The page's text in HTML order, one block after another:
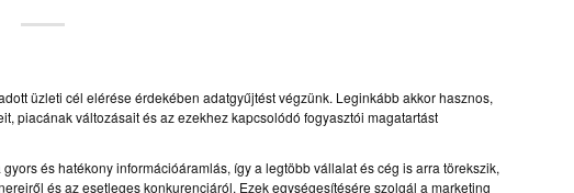
üzleti cél elérése érdekében adatgyűjtést végzünk. Leginkább akkor hasznos,
piacának változásait és az ezekhez kapcsolódó fogyasztói magatartást
és hatékony információáramlás, így a legtöbb vállalat és cég is arra törekszik,
és az esetleges konkurenciáról. Ezek egységesítésére szolgál a marketing